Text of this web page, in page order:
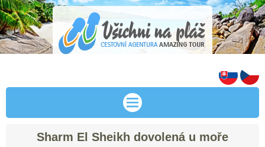
Sharm El Sheikh dovolená u moře